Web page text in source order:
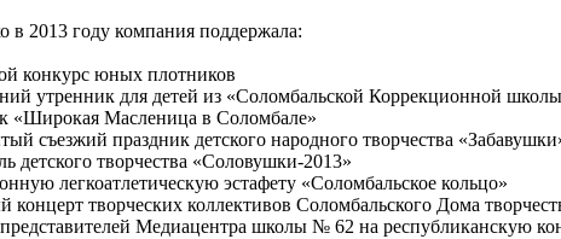
в 2013 году компания поддержала:
конкурс юных плотников
утренник для детей из «Соломбальской Коррекционной
«Широкая Масленица в Соломбале»
съезжий праздник детского народного творчества
детского творчества «Соловушки-2013»
легкоатлетическую эстафету «Соломбальское кольцо»
концерт творческих коллективов Соломбальского Дома
представителей Медиацентра школы № 62 на республиканскую